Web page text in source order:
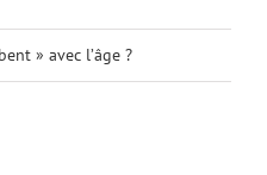
» avec l’âge ?